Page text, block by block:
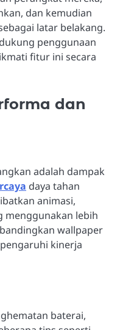
dan kemudian
latar belakang.
penggunaan
fitur ini secara
dan
adalah dampak
daya tahan
animasi,
menggunakan lebih
wallpaper
kinerja
baterai,